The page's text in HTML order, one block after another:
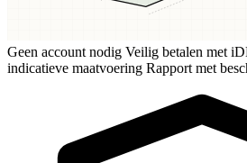
Geen account nodig Veilig betalen met
indicatieve maatvoering Rapport met